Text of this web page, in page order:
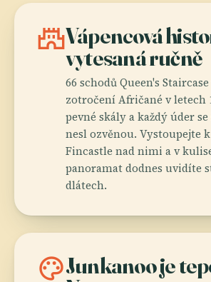
castleVápencová
vytesaná ručně
66 schodů Queen's
zotročení Afričané v letech
pevné skály a každý úder
nesl ozvěnou. Vystoupejte
Fincastle nad nimi a v
panoramat dodnes uvidíte
dlátech.
paletteJunkanoo je